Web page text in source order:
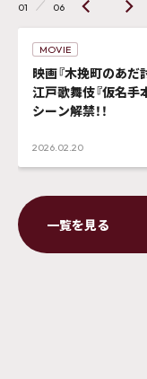
MOVIE
映画『木挽町のあだ
江戸歌舞伎『仮名手
シーン解禁！！
2026.02.20
01 06